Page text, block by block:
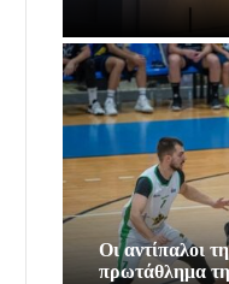
Οι αντίπαλοι
πρωτάθλημα